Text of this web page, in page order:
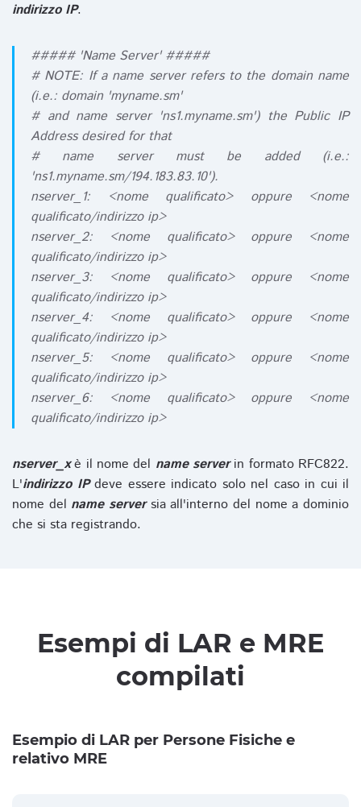
indirizzo IP.
##### 'Name Server' #####
# NOTE: If a name server refers to the domain name
(i.e.: domain 'myname.sm'
# and name server 'ns1.myname.sm') the Public IP
Address desired for that
# name server must be added (i.e.:
'ns1.myname.sm/194.183.83.10').
nserver_1: <nome qualificato> oppure <nome
qualificato/indirizzo ip>
nserver_2: <nome qualificato> oppure <nome
qualificato/indirizzo ip>
nserver_3: <nome qualificato> oppure <nome
qualificato/indirizzo ip>
nserver_4: <nome qualificato> oppure <nome
qualificato/indirizzo ip>
nserver_5: <nome qualificato> oppure <nome
qualificato/indirizzo ip>
nserver_6: <nome qualificato> oppure <nome
qualificato/indirizzo ip>
nserver_xè il nome del name serverin formato RFC822.
L'indirizzo IPdeve essere indicato solo nel caso in cui il
nome del name serversia all'interno del nome a dominio
che si sta registrando.
Esempi di LAR e MRE
compilati
Esempio di LAR per Persone Fisiche e
relativo MRE